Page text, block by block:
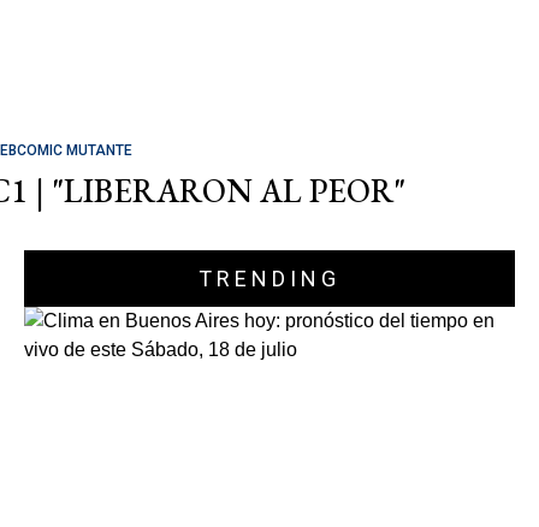
MUTANTE
| "LIBERARON AL PEOR"
TRENDING